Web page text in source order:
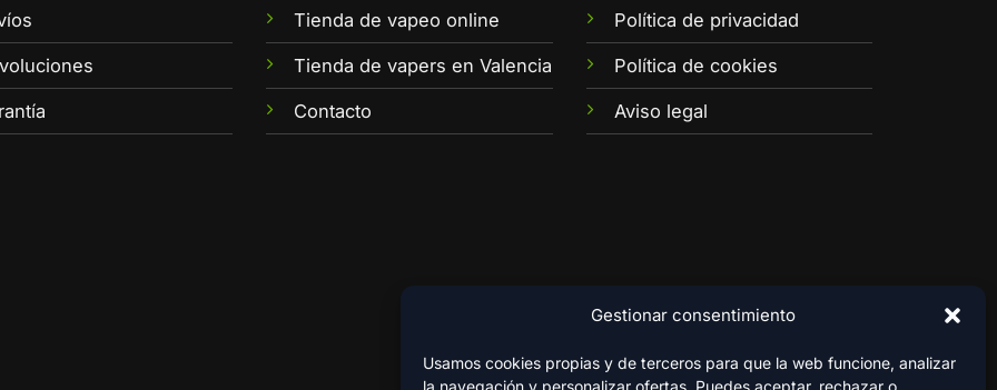
Gestionar consentimiento
Usamos cookies propias y de terceros para que la web funcione, analizar
Tienda de vapeo online
Tienda de vapers en Valencia
Contacto
Política de privacidad
Política de cookies
Aviso legal